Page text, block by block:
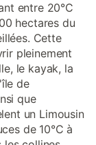
entre 20°C
hectares du
Cette
pleinement
le kayak, la
de
que
un Limousin
de 10°C à